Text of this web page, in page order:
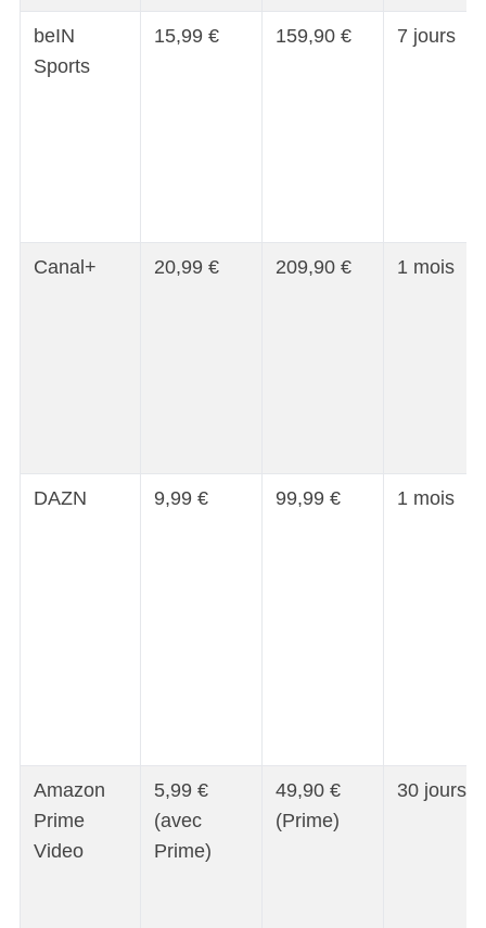
beIN
Sports
15,99 € 159,90 € 7 jours
Canal+ 20,99 € 209,90 € 1 mois
DAZN 9,99 € 99,99 € 1 mois
Amazon
Prime
Video
5,99 €
(avec
Prime)
49,90 €
(Prime)
30 jours